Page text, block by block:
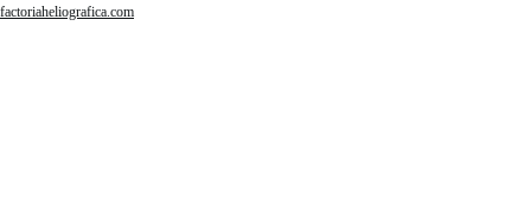
factoriaheliografica.com